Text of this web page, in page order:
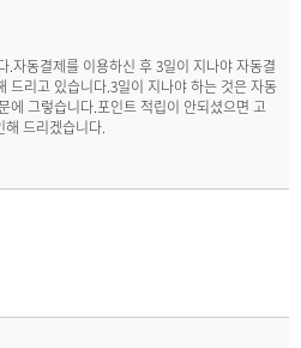
.자동결제를 이용하신 후 3일이 지나야 자동결
드리고 있습니다.3일이 지나야 하는 것은 자동
에 그렇습니다.포인트 적립이 안되셨으면 고
해 드리겠습니다.